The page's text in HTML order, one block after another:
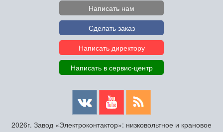
Написать нам
Сделать заказ
Написать директору
Написать в сервис-центр
2026г. Завод «Электроконтактор»: низковольтное и крановое